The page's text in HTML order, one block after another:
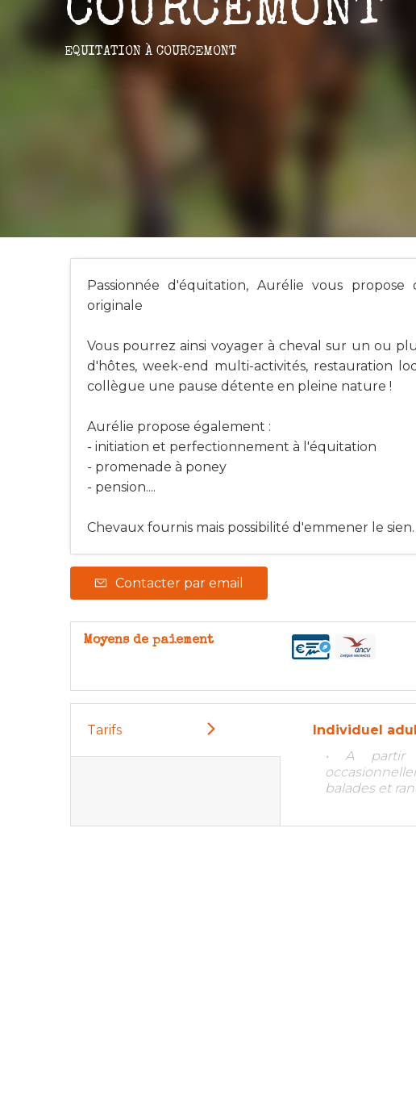
COURCEMONT
EQUITATION À COURCEMONT
Passionnée d'équitation, Aurélie vous
originale
Vous pourrez ainsi voyager à cheval sur un ou
d'hôtes, week-end multi-activités, restauration
collègue une pause détente en pleine nature !
Aurélie propose également :
- initiation et perfectionnement à l'équitation
- promenade à poney
- pension....
Chevaux fournis mais possibilité d'emmener le sien.
Contacter par email
Moyens de paiement
Tarifs Individuel
• A partir
balades et